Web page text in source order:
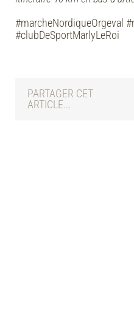
#marcheNordiqueOrgeval
#clubDeSportMarlyLeRoi
PARTAGER CET
ARTICLE...